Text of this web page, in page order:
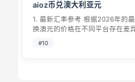
aioz币兑澳大利亚元
1. 最新汇率参考 根据2026年的
换澳元的价格在不同平台存在差
据 Ju.com 在2026年2月的数据
#10